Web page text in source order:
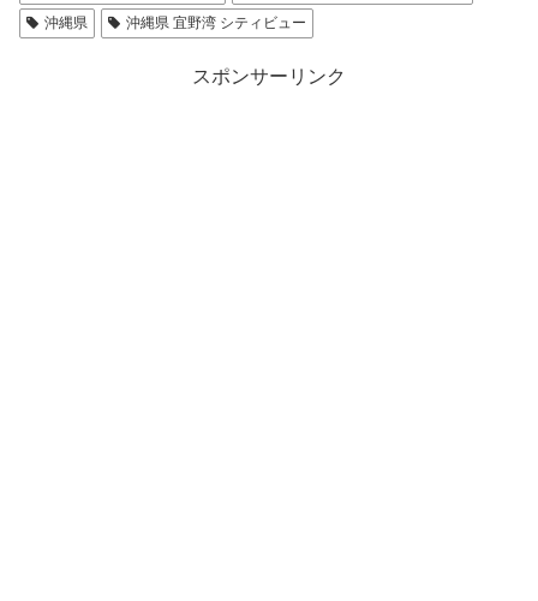
沖縄県
沖縄県 宜野湾 シティビュー
スポンサーリンク